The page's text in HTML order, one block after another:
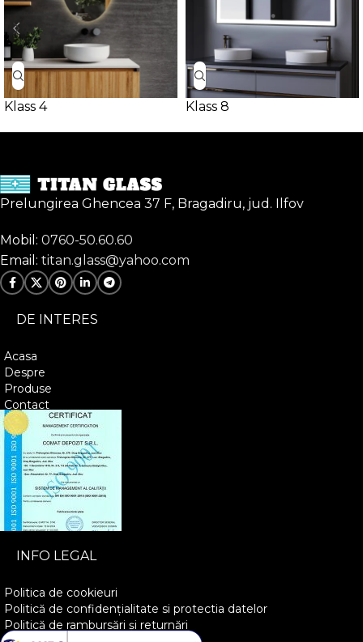
Klass 4 Klass 8
Prelungirea Ghencea 37 F, Bragadiru, jud. Ilfov
Mobil: 0760-50.60.60
Email: titan.glass@yahoo.com
DE INTERES
Acasa
Despre
Produse
Contact
INFO LEGAL
Politica de cookieuri
Politică de confidențialitate si protectia datelor
Politică de rambursări și returnări